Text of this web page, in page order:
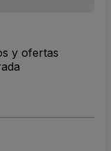
y ofertas